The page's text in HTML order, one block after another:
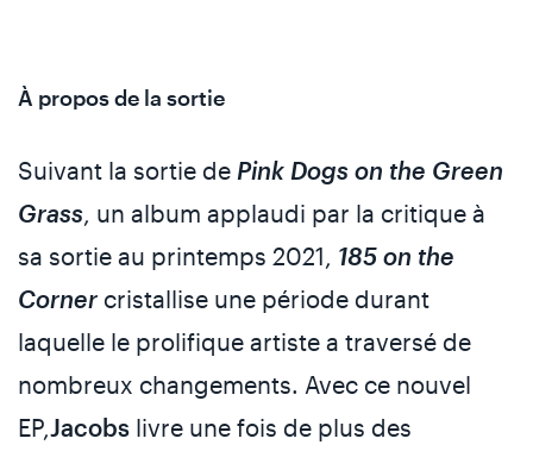
À propos de la sortie
Suivant la sortie de Pink Dogs on the Green
Grass , un album applaudi par la critique à
sa sortie au printemps 2021, 185 on the
Corner cristallise une période durant
laquelle le prolifique artiste a traversé de
nombreux changements. Avec ce nouvel
EP, Jacobs livre une fois de plus des